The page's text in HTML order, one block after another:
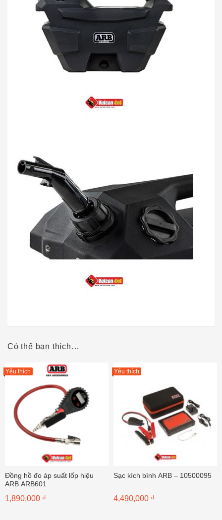
Có thể bạn thích…
Yêu thích
Đồng hồ đo áp suất lốp hiệu
ARB ARB601
1,890,000 ₫
Yêu thích
Sạc kích bình ARB – 10500095
4,490,000 ₫